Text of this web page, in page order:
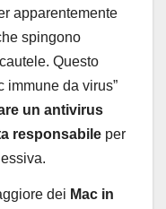
apparentemente
spingono
Questo
immune da virus”
un antivirus
responsabile per
dei Mac in